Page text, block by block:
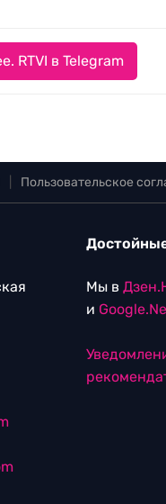
RTVI в Telegram
Пользовательское
Мы в
и